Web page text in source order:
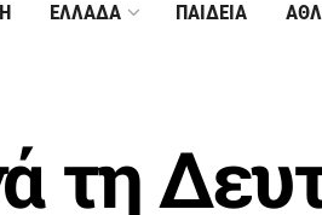
ΕΛΛΑΔΑ ΠΑΙΔΕΙΑ
τη